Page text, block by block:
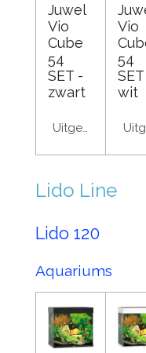
Juwel
Vio
Cube
54
SET -
zwart
Uitgeschakeld
Vio
54
wit
Lido Line
Lido 120
Aquariums